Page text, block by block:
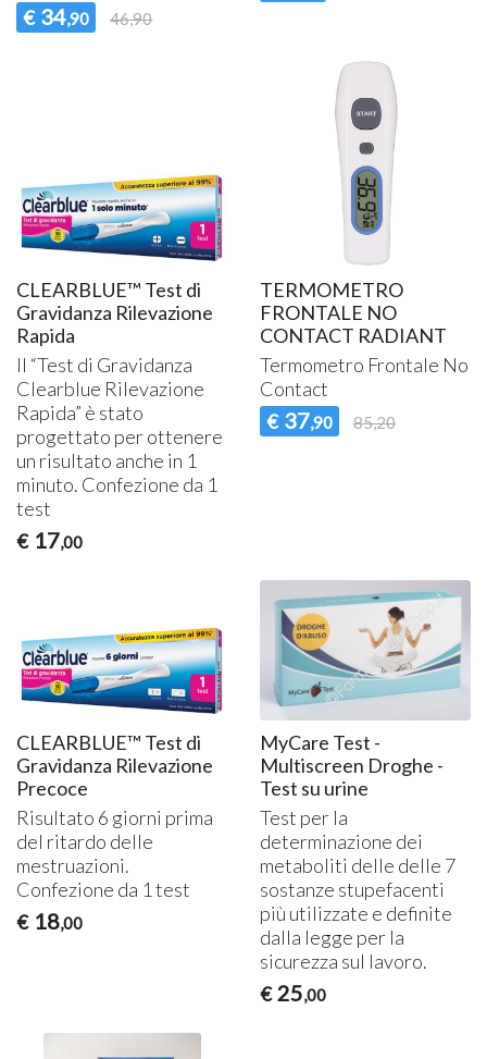
€ 34,90 46,90
CLEARBLUE™ Test di
Gravidanza Rilevazione
Rapida
Il “Test di Gravidanza
Clearblue Rilevazione
Rapida” è stato
progettato per ottenere
un risultato anche in 1
minuto. Confezione da 1
test
€ 17,00
TERMOMETRO
FRONTALE NO
CONTACT RADIANT
Termometro Frontale No
Contact
€ 37,90 85,20
CLEARBLUE™ Test di
Gravidanza Rilevazione
Precoce
Risultato 6 giorni prima
del ritardo delle
mestruazioni.
Confezione da 1 test
€ 18,00
MyCare Test -
Multiscreen Droghe -
Test su urine
Test per la
determinazione dei
metaboliti delle delle 7
sostanze stupefacenti
più utilizzate e definite
dalla legge per la
sicurezza sul lavoro.
€ 25,00